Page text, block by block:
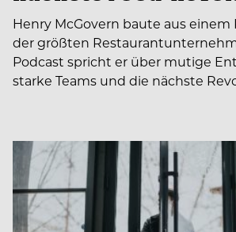
Henry McGovern baute aus einem
der größten
Podcast spricht er über mutige
starke Teams und die nächste